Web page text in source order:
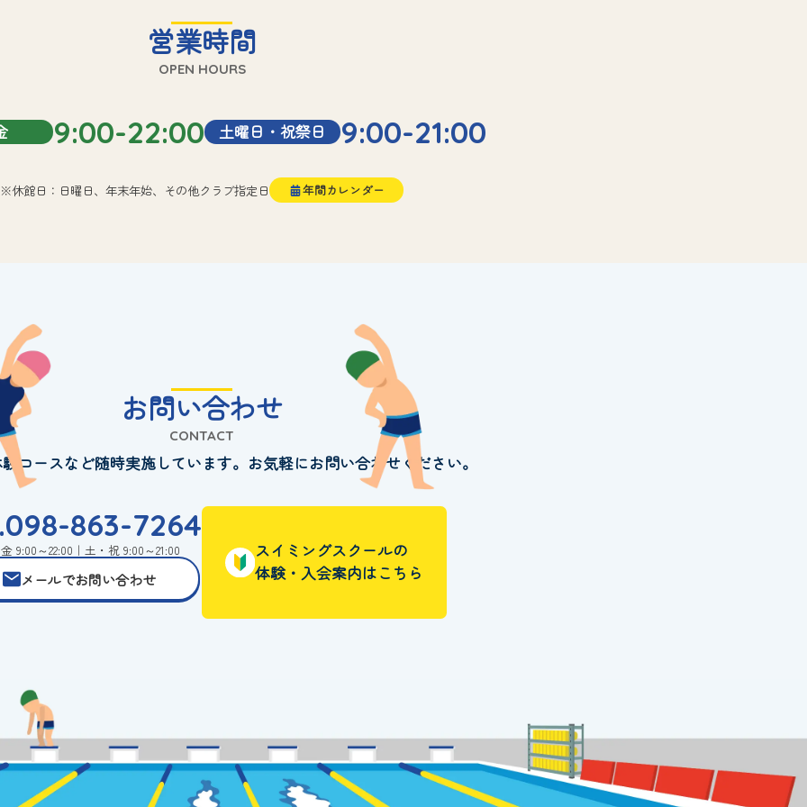
営業時間
OPEN HOURS
9:00-22:00 土曜日・祝祭日 9:00-21:00
※休館日：日曜日、年末年始、その他クラブ指定日 年間カレンダー
お問い合わせ
CONTACT
コースなど随時実施しています。お気軽にお問い合わせください。
863-7264
9:00～22:00｜土・祝 9:00～21:00
メールでお問い合わせ
スイミングスクールの
体験・入会案内はこちら